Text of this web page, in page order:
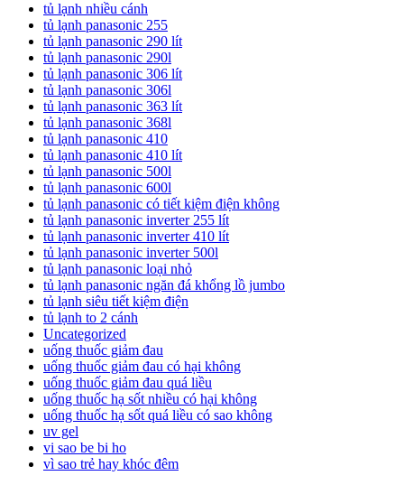
tủ lạnh nhiều cánh
tủ lạnh panasonic 255
tủ lạnh panasonic 290 lít
tủ lạnh panasonic 290l
tủ lạnh panasonic 306 lít
tủ lạnh panasonic 306l
tủ lạnh panasonic 363 lít
tủ lạnh panasonic 368l
tủ lạnh panasonic 410
tủ lạnh panasonic 410 lít
tủ lạnh panasonic 500l
tủ lạnh panasonic 600l
tủ lạnh panasonic có tiết kiệm điện không
tủ lạnh panasonic inverter 255 lít
tủ lạnh panasonic inverter 410 lít
tủ lạnh panasonic inverter 500l
tủ lạnh panasonic loại nhỏ
tủ lạnh panasonic ngăn đá khổng lồ jumbo
tủ lạnh siêu tiết kiệm điện
tủ lạnh to 2 cánh
Uncategorized
uống thuốc giảm đau
uống thuốc giảm đau có hại không
uống thuốc giảm đau quá liều
uống thuốc hạ sốt nhiều có hại không
uống thuốc hạ sốt quá liều có sao không
uv gel
vi sao be bi ho
vì sao trẻ hay khóc đêm